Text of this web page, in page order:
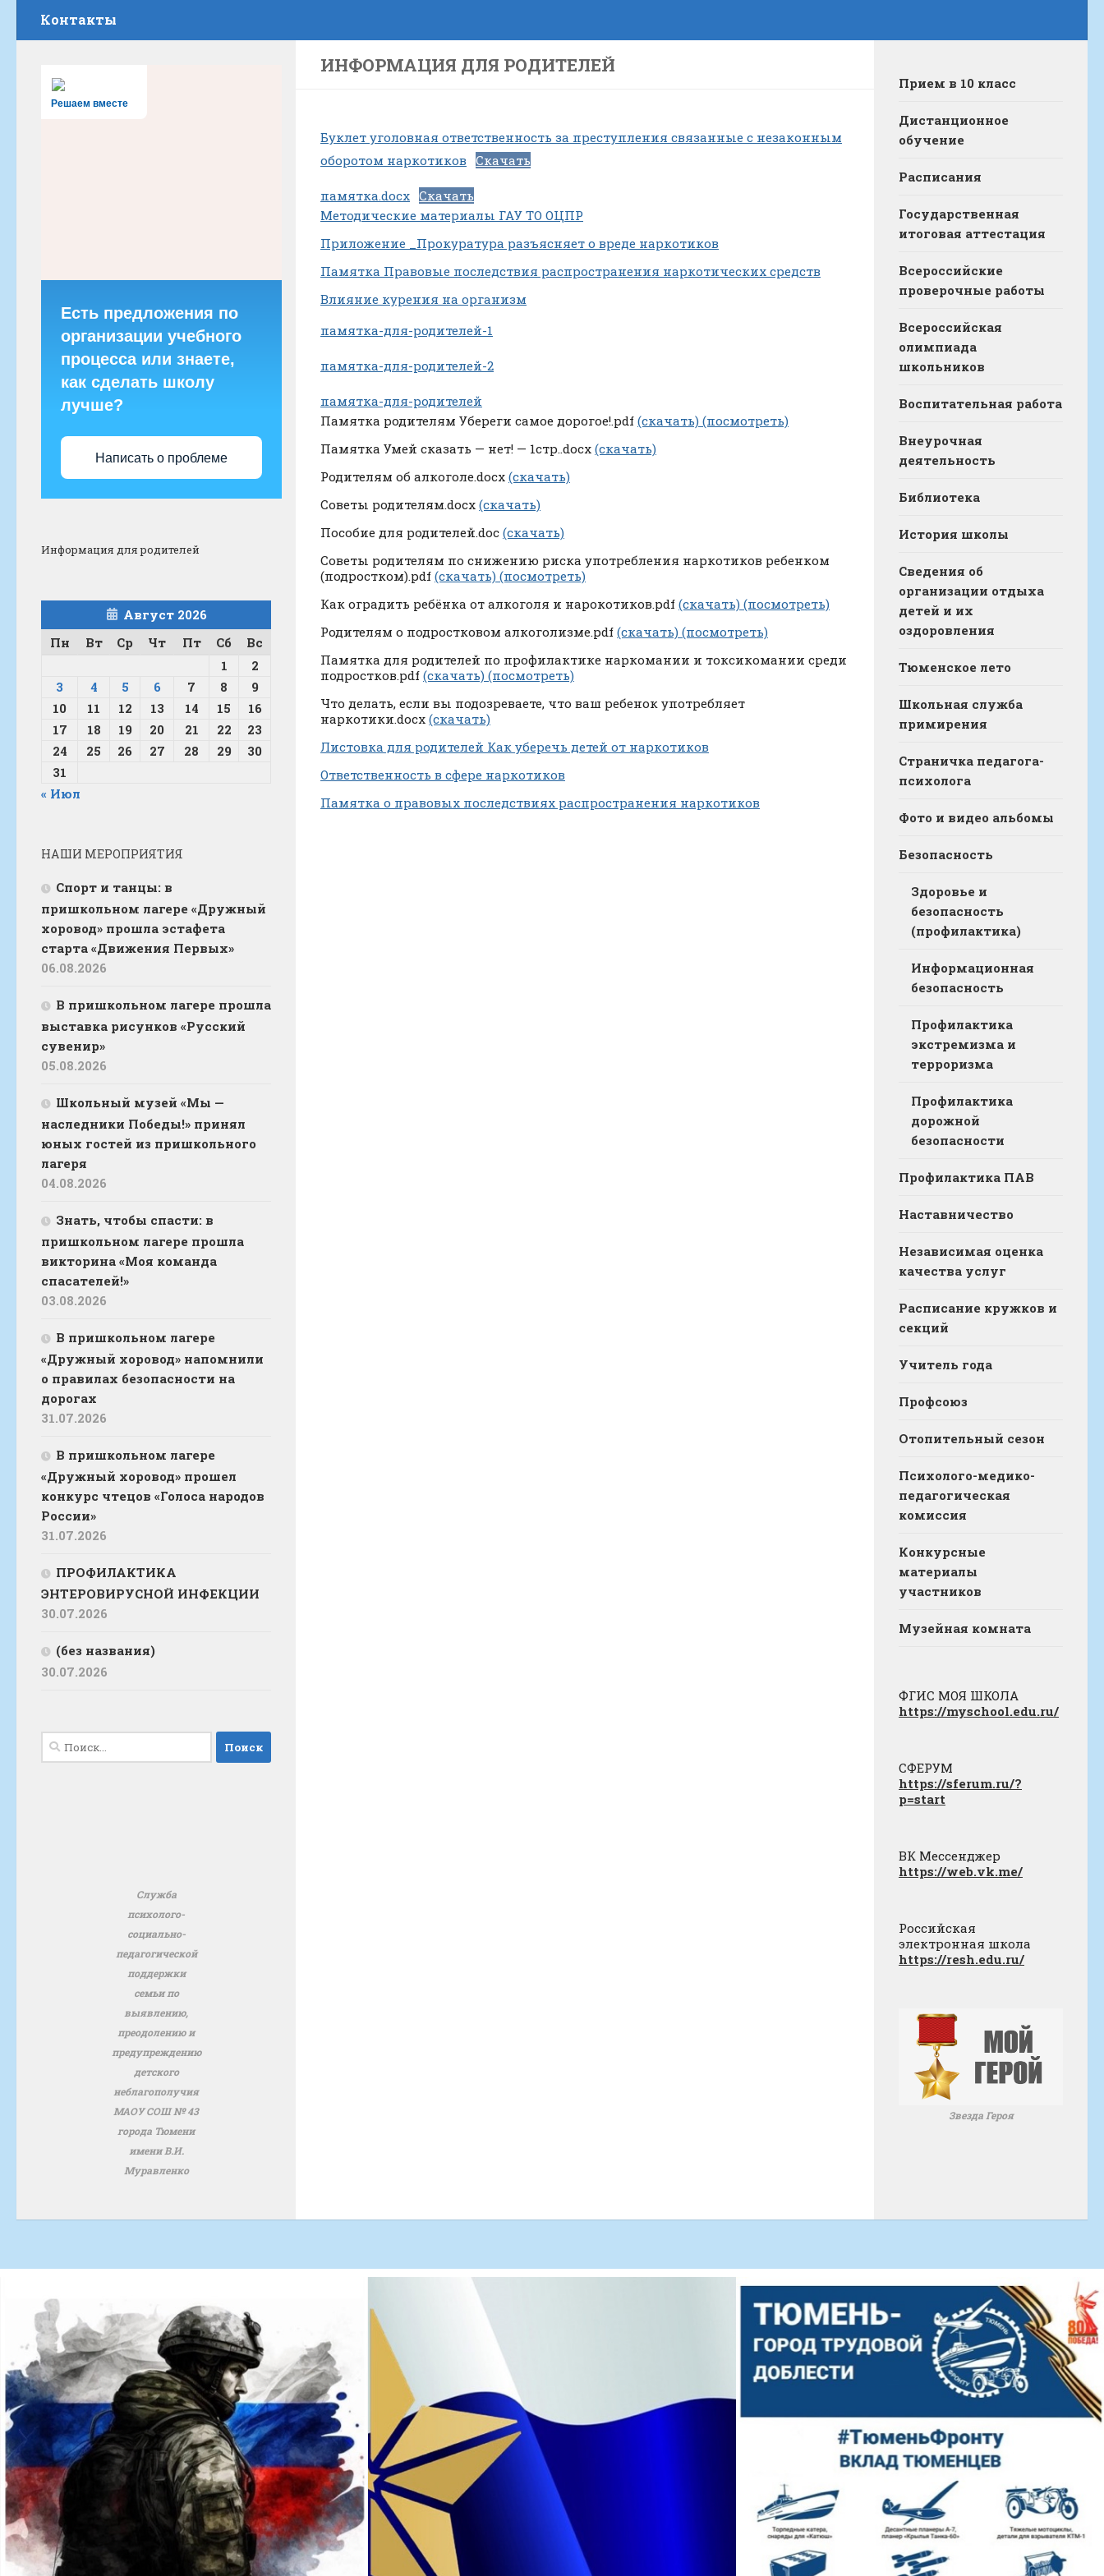
Контакты
ИНФОРМАЦИЯ ДЛЯ РОДИТЕЛЕЙ
Буклет уголовная ответственность за преступления связанные с незаконным
оборотом наркотиков
Скачать
памятка.docx Скачать
Методические материалы ГАУ ТО ОЦПР
Приложение _Прокуратура разъясняет о вреде наркотиков
Памятка Правовые последствия распространения наркотических средств
Влияние курения на организм
памятка-для-родителей-1
памятка-для-родителей-2
памятка-для-родителей
Памятка родителям Убереги самое дорогое!.pdf (скачать) (посмотреть)
Памятка Умей сказать — нет! — 1стр..docx (скачать)
Родителям об алкоголе.docx (скачать)
Советы родителям.docx (скачать)
Пособие для родителей.doc (скачать)
Советы родителям по снижению риска употребления наркотиков ребенком
(подростком).pdf (скачать) (посмотреть)
Как оградить ребёнка от алкоголя и нарокотиков.pdf (скачать) (посмотреть)
Родителям о подростковом алкоголизме.pdf (скачать) (посмотреть)
Памятка для родителей по профилактике наркомании и токсикомании среди
подростков.pdf (скачать) (посмотреть)
Что делать, если вы подозреваете, что ваш ребенок употребляет
наркотики.docx (скачать)
Листовка для родителей Как уберечь детей от наркотиков
Ответственность в сфере наркотиков
Памятка о правовых последствиях распространения наркотиков
Решаем вместе
Есть предложения по
организации учебного
процесса или знаете,
как сделать школу
лучше?
Написать о проблеме
Информация для родителей
Август 2026
Пн
Вт Ср Чт Пт Сб
Вс
1
2
3
4 5 6 7 8
9
10
11 12 13 14 15
16
17
18 19 20 21 22
23
24
25 26 27 28 29
30
31
« Июл
НАШИ МЕРОПРИЯТИЯ
Спорт и танцы: в
пришкольном лагере «Дружный
хоровод» прошла эстафета
старта «Движения Первых»
06.08.2026
В пришкольном лагере прошла
выставка рисунков «Русский
сувенир»
05.08.2026
Школьный музей «Мы —
наследники Победы!» принял
юных гостей из пришкольного
лагеря
04.08.2026
Знать, чтобы спасти: в
пришкольном лагере прошла
викторина «Моя команда
спасателей!»
03.08.2026
В пришкольном лагере
«Дружный хоровод» напомнили
о правилах безопасности на
дорогах
31.07.2026
В пришкольном лагере
«Дружный хоровод» прошел
конкурс чтецов «Голоса народов
России»
31.07.2026
ПРОФИЛАКТИКА
ЭНТЕРОВИРУСНОЙ ИНФЕКЦИИ
30.07.2026
(без названия)
30.07.2026
Найти:
Служба
психолого-
социально-
педагогической
поддержки
семьи по
выявлению,
преодолению и
предупреждению
детского
неблагополучия
МАОУ СОШ № 43
города Тюмени
имени В.И.
Муравленко
Прием в 10 класс
Дистанционное
обучение
Расписания
Государственная
итоговая аттестация
Всероссийские
проверочные работы
Всероссийская
олимпиада
школьников
Воспитательная работа
Внеурочная
деятельность
Библиотека
История школы
Сведения об
организации отдыха
детей и их
оздоровления
Тюменское лето
Школьная служба
примирения
Страничка педагога-
психолога
Фото и видео альбомы
Безопасность
Здоровье и
безопасность
(профилактика)
Информационная
безопасность
Профилактика
экстремизма и
терроризма
Профилактика
дорожной
безопасности
Профилактика ПАВ
Наставничество
Независимая оценка
качества услуг
Расписание кружков и
секций
Учитель года
Профсоюз
Отопительный сезон
Психолого-медико-
педагогическая
комиссия
Конкурсные
материалы
участников
Музейная комната
ФГИС МОЯ ШКОЛА
https://myschool.edu.ru/
СФЕРУМ
https://sferum.ru/?
p=start
ВК Мессенджер
https://web.vk.me/
Российская
электронная школа
https://resh.edu.ru/
Звезда Героя